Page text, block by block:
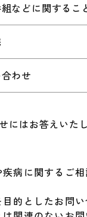
などに関するこ
わせ
にはお答えいた
病に関するご
的としたお問